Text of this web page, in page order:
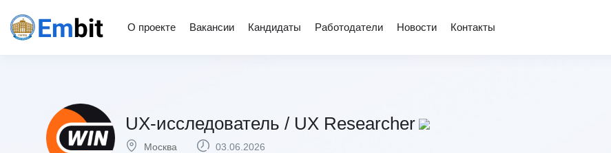
О проекте Вакансии Кандидаты Работодатели Новости Контакты
UX-исследователь / UX Researcher
Москва 03.06.2026